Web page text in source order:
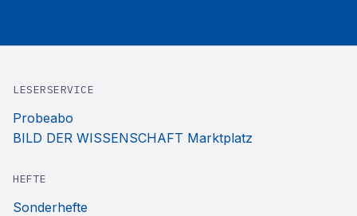
LESERSERVICE
Probeabo
BILD DER WISSENSCHAFT Marktplatz
HEFTE
Sonderhefte